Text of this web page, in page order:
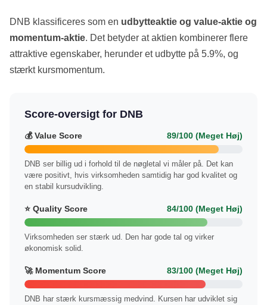
DNB klassificeres som en udbytteaktie og value-aktie og
momentum-aktie. Det betyder at aktien kombinerer flere
attraktive egenskaber, herunder et udbytte på 5.9%, og
stærkt kursmomentum.
Score-oversigt for DNB
💰 Value Score 89/100 (Meget Høj)
DNB ser billig ud i forhold til de nøgletal vi måler på. Det kan
være positivt, hvis virksomheden samtidig har god kvalitet og
en stabil kursudvikling.
⭐ Quality Score 84/100 (Meget Høj)
Virksomheden ser stærk ud. Den har gode tal og virker
økonomisk solid.
🚀 Momentum Score 83/100 (Meget Høj)
DNB har stærk kursmæssig medvind. Kursen har udviklet sig